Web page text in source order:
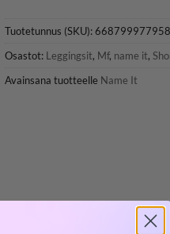
Tuotetunnus (SKU):668799977958
Osastot: Leggingsit, Mf, name it,
Avainsana tuotteelle Name It